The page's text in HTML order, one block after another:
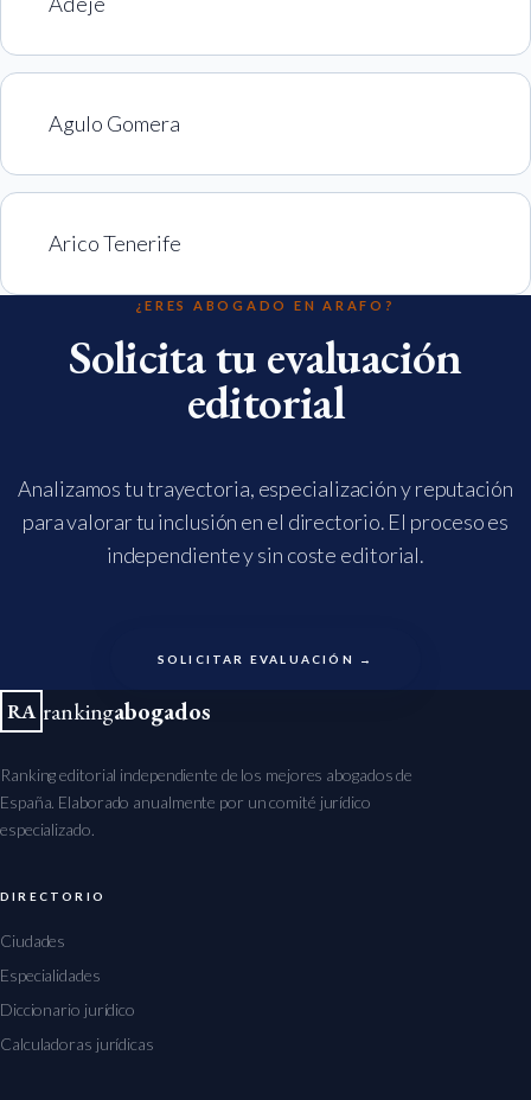
Agulo Gomera
Arico Tenerife
¿ERES ABOGADO EN ARAFO?
Solicita tu evaluación
editorial
Analizamos tu trayectoria, especialización y reputación
para valorar tu inclusión en el directorio. El proceso es
independiente y sin coste editorial.
SOLICITAR EVALUACIÓN →
RA rankingabogados
Ranking editorial independiente de los mejores abogados de
España. Elaborado anualmente por un comité jurídico
especializado.
DIRECTORIO
Ciudades
Especialidades
Diccionario jurídico
Calculadoras jurídicas